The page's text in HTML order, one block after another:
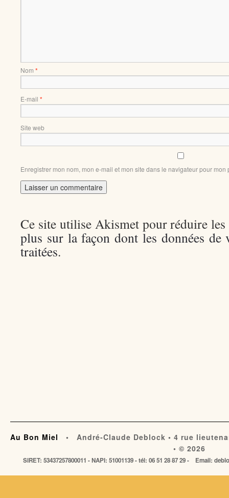
Nom *
E-mail *
Site web
Enregistrer mon nom, mon e-mail et mon site dans le navigateur pour
Ce site utilise Akismet pour réduire
plus sur la façon dont les données de
traitées.
Au Bon Miel
• André-Claude Deblock • 4 rue
• © 2026
SIRET: 53437257800011 - NAPI: 51001139 - tél: 06 51 28 87 29 - Email: